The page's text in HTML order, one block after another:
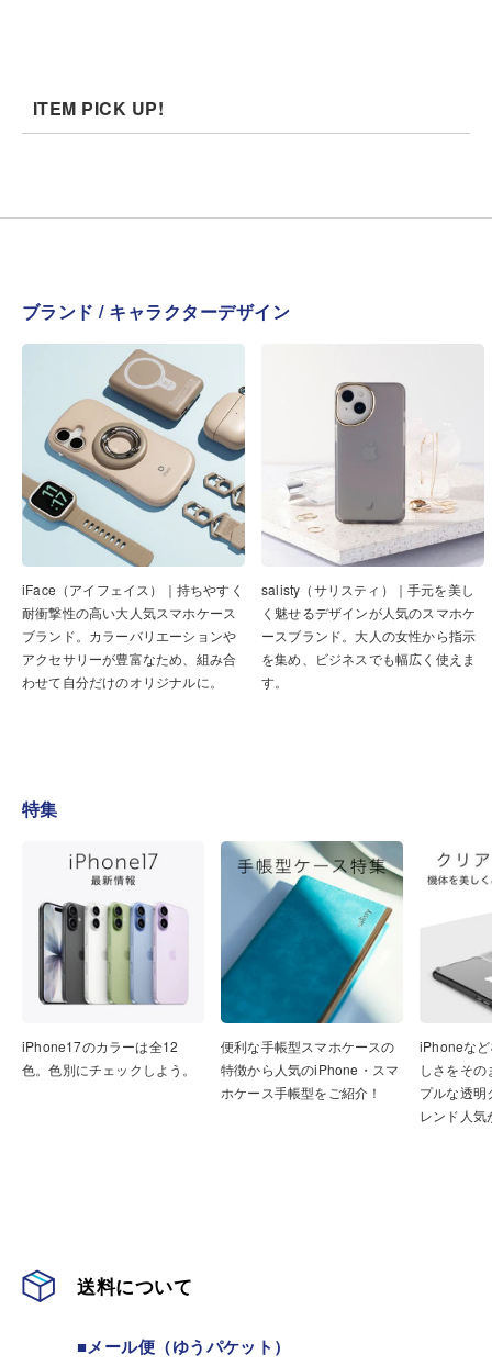
ITEM PICK UP!
ブランド / キャラクターデザイン
iFace（アイフェイス）｜持ちやすく
耐衝撃性の高い大人気スマホケース
ブランド。カラーバリエーションや
アクセサリーが豊富なため、組み合
わせて自分だけのオリジナルに。
salisty（サリスティ）｜手元を美し
く魅せるデザインが人気のスマホケ
ースブランド。大人の女性から指示
を集め、ビジネスでも幅広く使えま
す。
特集
iPhone17のカラーは全12
色。色別にチェックしよう。
便利な手帳型スマホケースの
特徴から人気のiPhone・スマ
ホケース手帳型をご紹介！
iPhoneな
しさをそ
プルな透明
レンド人気
送料について
■メール便（ゆうパケット）